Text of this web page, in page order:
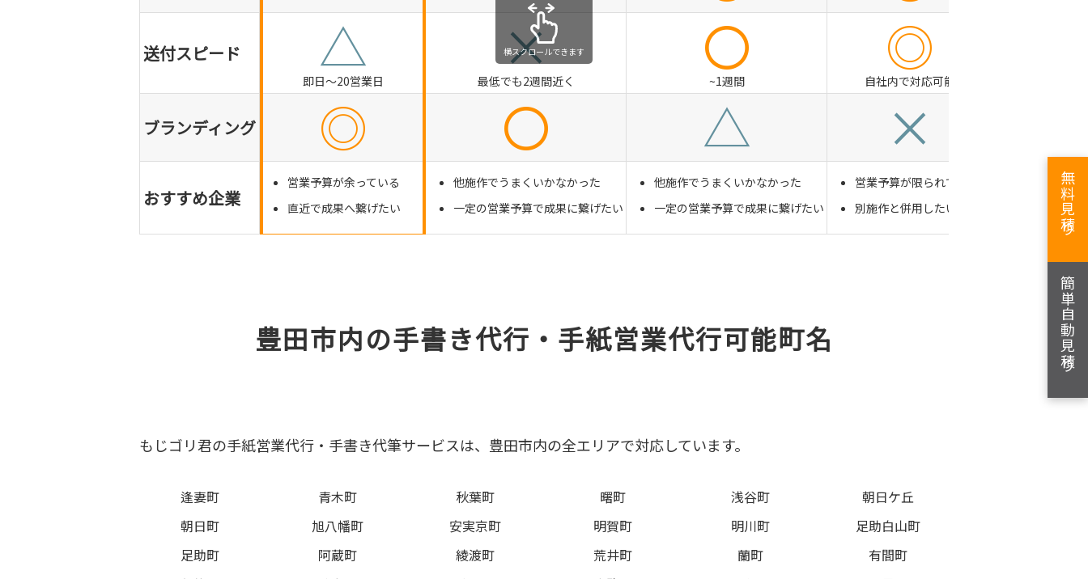
送付スピード △
即日～20営業日
×
最低でも2週間近く
〇
~1週間
◎
自社内で対応可能
ブランディング ◎ 〇 △ ×
おすすめ企業
営業予算が余っている
直近で成果へ繋げたい
他施作でうまくいかなかった
一定の営業予算で成果に繋げたい
他施作でうまくいかなかった
一定の営業予算で成果に繋げたい
営業予算が限られている
別施作と併用したい
横スクロールできます
豊田市内の手書き代行・手紙営業代行可能町名
もじゴリ君の手紙営業代行・手書き代筆サービスは、豊田市内の全エリアで対応しています。
逢妻町 青木町 秋葉町 曙町 浅谷町
朝日ケ丘
朝日町
旭八幡町 安実京町 明賀町 明川町
足助白山町
足助町
阿蔵町 綾渡町 荒井町 蘭町
有間町
無料見積り
簡単自動見積り